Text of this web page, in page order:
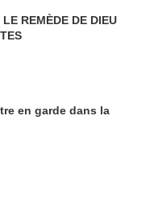
REMÈDE DE DIEU